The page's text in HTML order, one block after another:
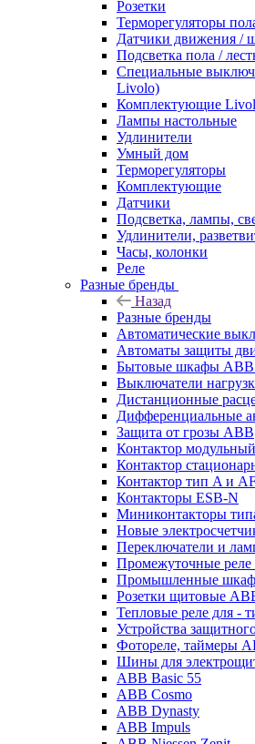
Розетки
Терморегуляторы
Датчики движения /
Подсветка пола /
Специальные
Livolo)
Комплектующие
Лампы настольные
Удлинители
Умный дом
Терморегуляторы
Комплектующие
Датчики
Подсветка, лампы,
Удлинители,
Часы, колонки
Реле
Разные бренды
Назад
Разные бренды
Автоматические
Автоматы защиты
Бытовые шкафы ABB
Выключатели
Дистанционные
Дифференциальные
Защита от грозы ABB
Контактор
Контактор
Контактор тип A и
Контакторы ESB-N
Миниконтакторы
Новые
Переключатели и
Промежуточные
Промышленные
Розетки щитовые
Тепловые реле для -
Устройства
Фотореле, таймеры
Шины для
ABB Basic 55
ABB Cosmo
ABB Dynasty
ABB Impuls